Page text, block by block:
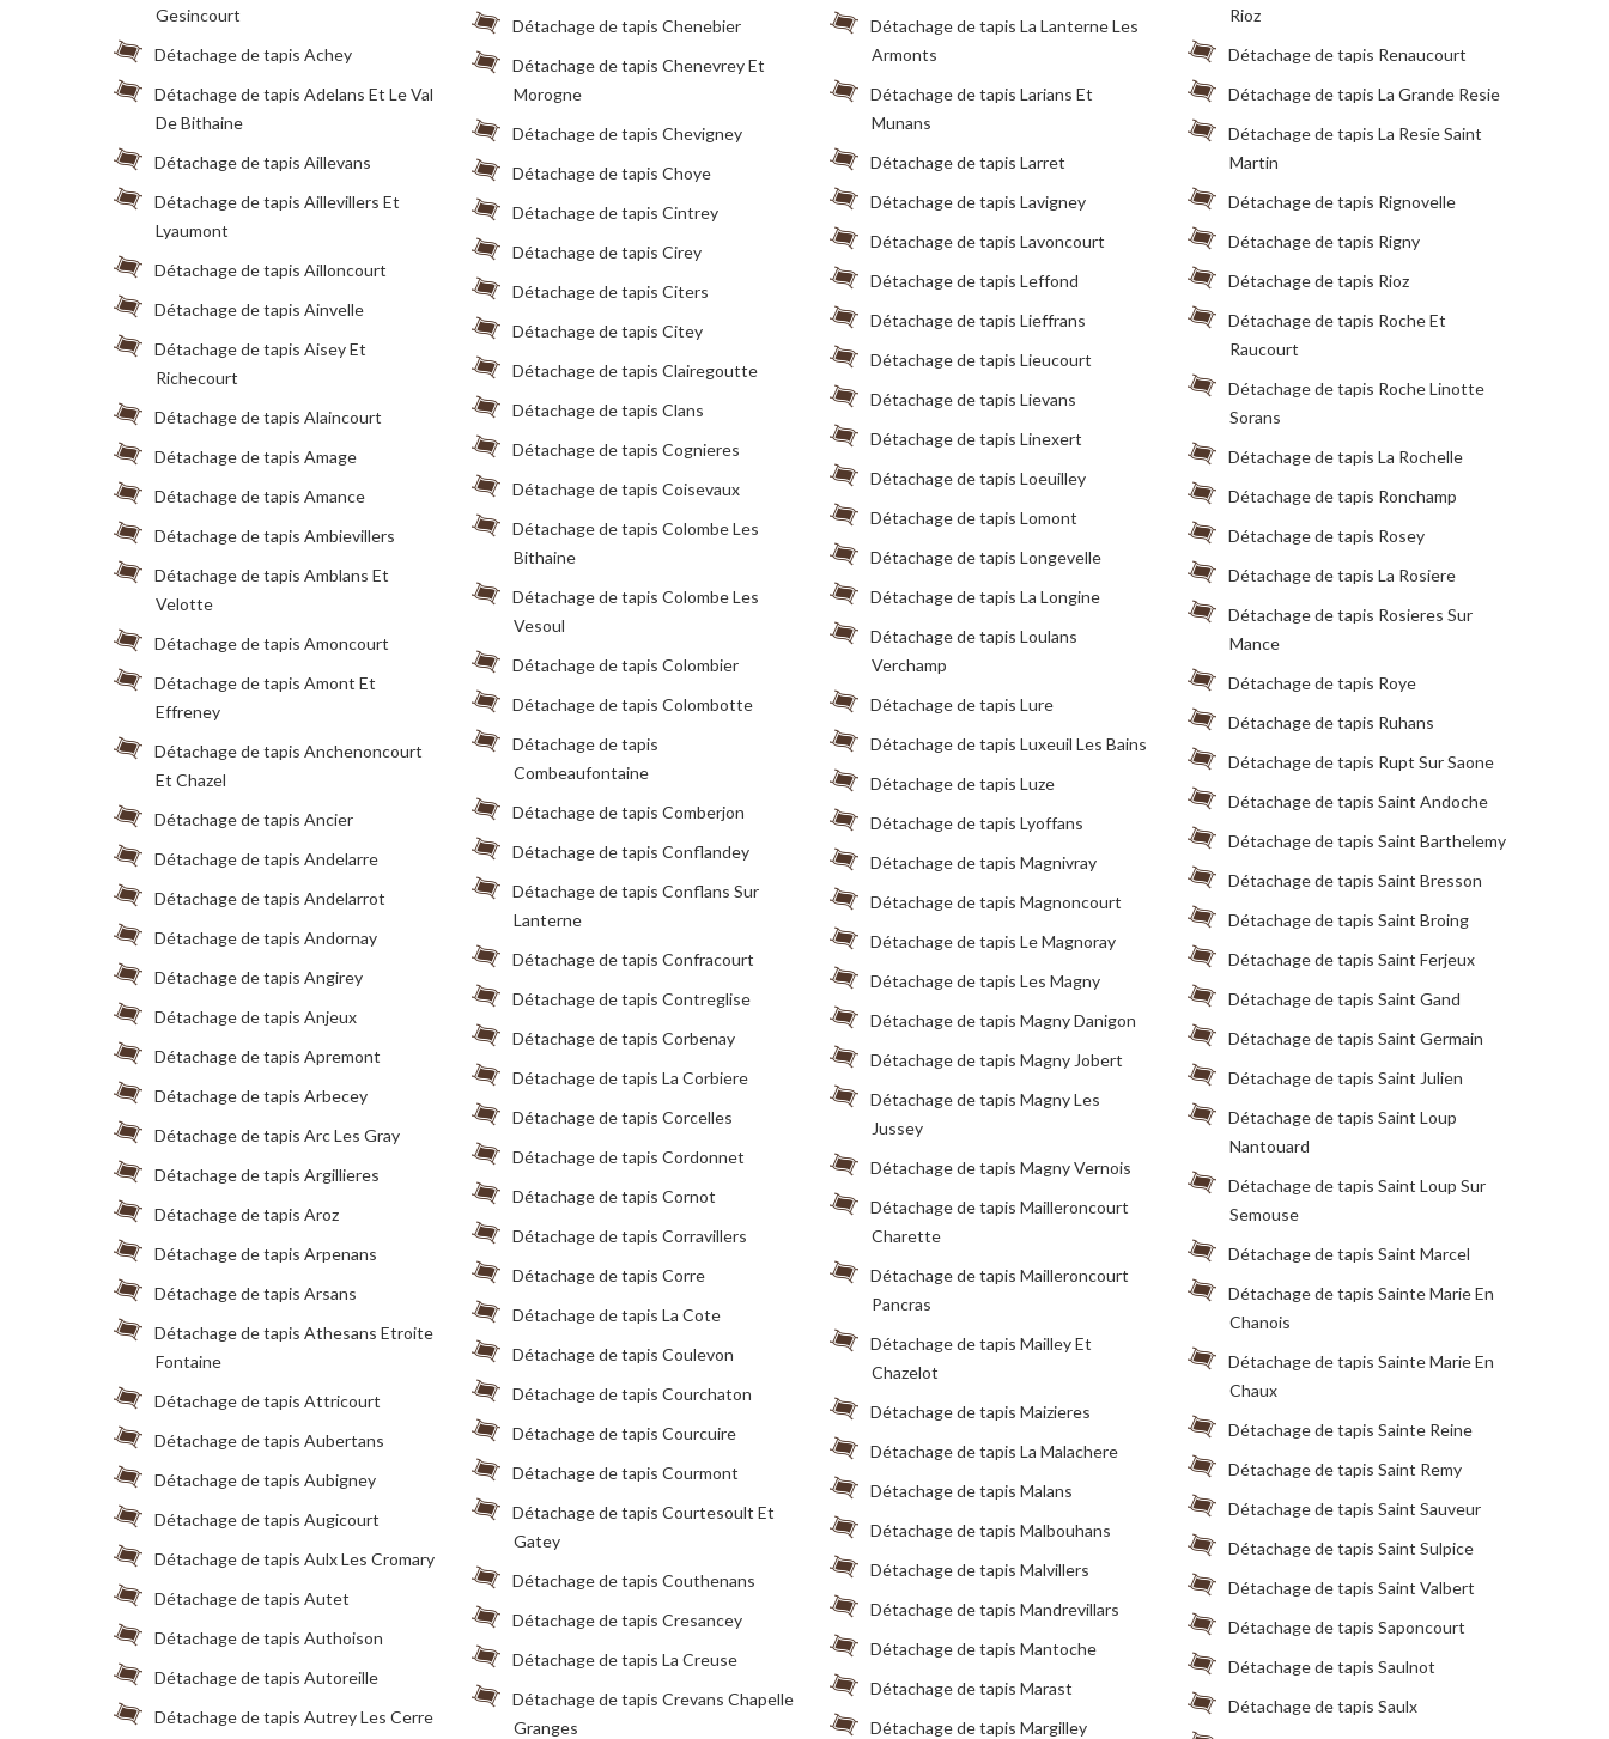
Gesincourt
Détachage de tapis Achey
Détachage de tapis Adelans Et Le Val
De Bithaine
Détachage de tapis Aillevans
Détachage de tapis Aillevillers Et
Lyaumont
Détachage de tapis Ailloncourt
Détachage de tapis Ainvelle
Détachage de tapis Aisey Et
Richecourt
Détachage de tapis Alaincourt
Détachage de tapis Amage
Détachage de tapis Amance
Détachage de tapis Ambievillers
Détachage de tapis Amblans Et
Velotte
Détachage de tapis Amoncourt
Détachage de tapis Amont Et
Effreney
Détachage de tapis Anchenoncourt
Et Chazel
Détachage de tapis Ancier
Détachage de tapis Andelarre
Détachage de tapis Andelarrot
Détachage de tapis Andornay
Détachage de tapis Angirey
Détachage de tapis Anjeux
Détachage de tapis Apremont
Détachage de tapis Arbecey
Détachage de tapis Arc Les Gray
Détachage de tapis Argillieres
Détachage de tapis Aroz
Détachage de tapis Arpenans
Détachage de tapis Arsans
Détachage de tapis Athesans Etroite
Fontaine
Détachage de tapis Attricourt
Détachage de tapis Aubertans
Détachage de tapis Aubigney
Détachage de tapis Augicourt
Détachage de tapis Aulx Les Cromary
Détachage de tapis Autet
Détachage de tapis Authoison
Détachage de tapis Autoreille
Détachage de tapis Autrey Les Cerre
Détachage de tapis Chenebier
Détachage de tapis Chenevrey Et
Morogne
Détachage de tapis Chevigney
Détachage de tapis Choye
Détachage de tapis Cintrey
Détachage de tapis Cirey
Détachage de tapis Citers
Détachage de tapis Citey
Détachage de tapis Clairegoutte
Détachage de tapis Clans
Détachage de tapis Cognieres
Détachage de tapis Coisevaux
Détachage de tapis Colombe Les
Bithaine
Détachage de tapis Colombe Les
Vesoul
Détachage de tapis Colombier
Détachage de tapis Colombotte
Détachage de tapis
Combeaufontaine
Détachage de tapis Comberjon
Détachage de tapis Conflandey
Détachage de tapis Conflans Sur
Lanterne
Détachage de tapis Confracourt
Détachage de tapis Contreglise
Détachage de tapis Corbenay
Détachage de tapis La Corbiere
Détachage de tapis Corcelles
Détachage de tapis Cordonnet
Détachage de tapis Cornot
Détachage de tapis Corravillers
Détachage de tapis Corre
Détachage de tapis La Cote
Détachage de tapis Coulevon
Détachage de tapis Courchaton
Détachage de tapis Courcuire
Détachage de tapis Courmont
Détachage de tapis Courtesoult Et
Gatey
Détachage de tapis Couthenans
Détachage de tapis Cresancey
Détachage de tapis La Creuse
Détachage de tapis Crevans Chapelle
Granges
Détachage de tapis La Lanterne Les
Armonts
Détachage de tapis Larians Et
Munans
Détachage de tapis Larret
Détachage de tapis Lavigney
Détachage de tapis Lavoncourt
Détachage de tapis Leffond
Détachage de tapis Lieffrans
Détachage de tapis Lieucourt
Détachage de tapis Lievans
Détachage de tapis Linexert
Détachage de tapis Loeuilley
Détachage de tapis Lomont
Détachage de tapis Longevelle
Détachage de tapis La Longine
Détachage de tapis Loulans
Verchamp
Détachage de tapis Lure
Détachage de tapis Luxeuil Les Bains
Détachage de tapis Luze
Détachage de tapis Lyoffans
Détachage de tapis Magnivray
Détachage de tapis Magnoncourt
Détachage de tapis Le Magnoray
Détachage de tapis Les Magny
Détachage de tapis Magny Danigon
Détachage de tapis Magny Jobert
Détachage de tapis Magny Les
Jussey
Détachage de tapis Magny Vernois
Détachage de tapis Mailleroncourt
Charette
Détachage de tapis Mailleroncourt
Pancras
Détachage de tapis Mailley Et
Chazelot
Détachage de tapis Maizieres
Détachage de tapis La Malachere
Détachage de tapis Malans
Détachage de tapis Malbouhans
Détachage de tapis Malvillers
Détachage de tapis Mandrevillars
Détachage de tapis Mantoche
Détachage de tapis Marast
Détachage de tapis Margilley
Rioz
Détachage de tapis Renaucourt
Détachage de tapis La Grande Resie
Détachage de tapis La Resie Saint
Martin
Détachage de tapis Rignovelle
Détachage de tapis Rigny
Détachage de tapis Rioz
Détachage de tapis Roche Et
Raucourt
Détachage de tapis Roche Linotte
Sorans
Détachage de tapis La Rochelle
Détachage de tapis Ronchamp
Détachage de tapis Rosey
Détachage de tapis La Rosiere
Détachage de tapis Rosieres Sur
Mance
Détachage de tapis Roye
Détachage de tapis Ruhans
Détachage de tapis Rupt Sur Saone
Détachage de tapis Saint Andoche
Détachage de tapis Saint Barthelemy
Détachage de tapis Saint Bresson
Détachage de tapis Saint Broing
Détachage de tapis Saint Ferjeux
Détachage de tapis Saint Gand
Détachage de tapis Saint Germain
Détachage de tapis Saint Julien
Détachage de tapis Saint Loup
Nantouard
Détachage de tapis Saint Loup Sur
Semouse
Détachage de tapis Saint Marcel
Détachage de tapis Sainte Marie En
Chanois
Détachage de tapis Sainte Marie En
Chaux
Détachage de tapis Sainte Reine
Détachage de tapis Saint Remy
Détachage de tapis Saint Sauveur
Détachage de tapis Saint Sulpice
Détachage de tapis Saint Valbert
Détachage de tapis Saponcourt
Détachage de tapis Saulnot
Détachage de tapis Saulx